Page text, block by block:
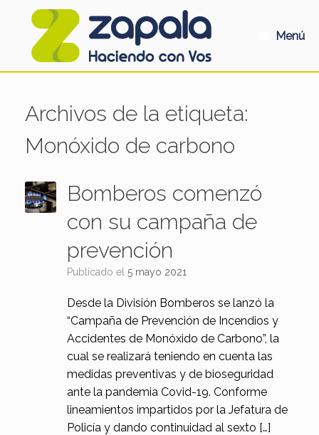
Menú
Archivos de la etiqueta:
Monóxido de carbono
Bomberos comenzó
con su campaña de
prevención
Publicado el 5 mayo 2021
Desde la División Bomberos se lanzó la
“Campaña de Prevención de Incendios y
Accidentes de Monóxido de Carbono”, la
cual se realizará teniendo en cuenta las
medidas preventivas y de bioseguridad
ante la pandemia Covid-19. Conforme
lineamientos impartidos por la Jefatura de
Policía y dando continuidad al sexto […]